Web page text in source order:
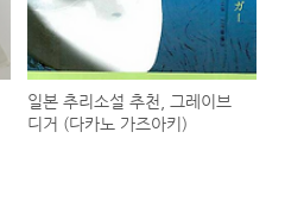
일본 추리소설 추천, 그레이브
디거 (다카노 가즈아키)